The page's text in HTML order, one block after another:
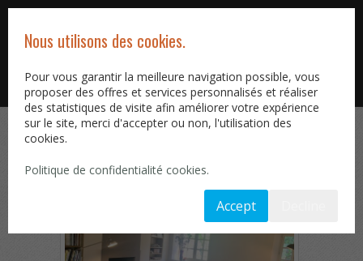
Portfolio
Le salon
Nous utilisons des cookies.
Pour vous garantir la meilleure navigation possible, vous
proposer des offres et services personnalisés et réaliser
des statistiques de visite afin améliorer votre expérience
sur le site, merci d'accepter ou non, l'utilisation des
cookies.
Politique de confidentialité cookies.
Accept